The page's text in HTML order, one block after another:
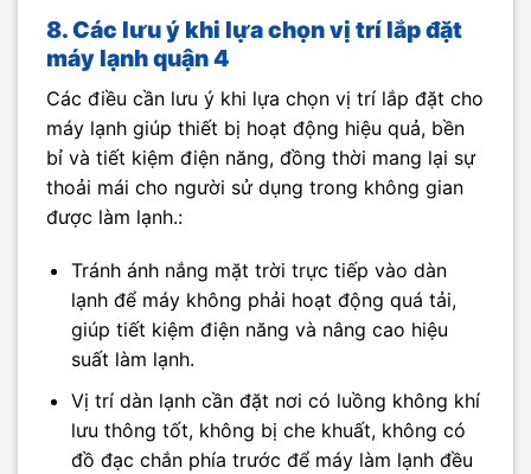
8. Các lưu ý khi lựa chọn vị trí lắp đặt
máy lạnh quận 4
Các điều cần lưu ý khi lựa chọn vị trí lắp đặt cho
máy lạnh giúp thiết bị hoạt động hiệu quả, bền
bỉ và tiết kiệm điện năng, đồng thời mang lại sự
thoải mái cho người sử dụng trong không gian
được làm lạnh.:
Tránh ánh nắng mặt trời trực tiếp vào dàn
lạnh để máy không phải hoạt động quá tải,
giúp tiết kiệm điện năng và nâng cao hiệu
suất làm lạnh.
Vị trí dàn lạnh cần đặt nơi có luồng không khí
lưu thông tốt, không bị che khuất, không có
đồ đạc chắn phía trước để máy làm lạnh đều